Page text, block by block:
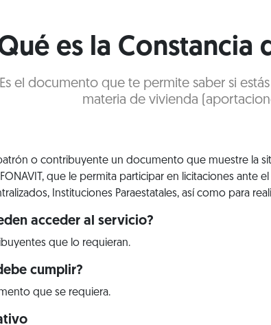
es la Constancia
Es el documento que te permite saber si
materia de vivienda
o contribuyente un documento que muestre la
que le permita participar en licitaciones ante
Instituciones Paraestatales, así como para
acceder al servicio?
que lo requieran.
cumplir?
que se requiera.